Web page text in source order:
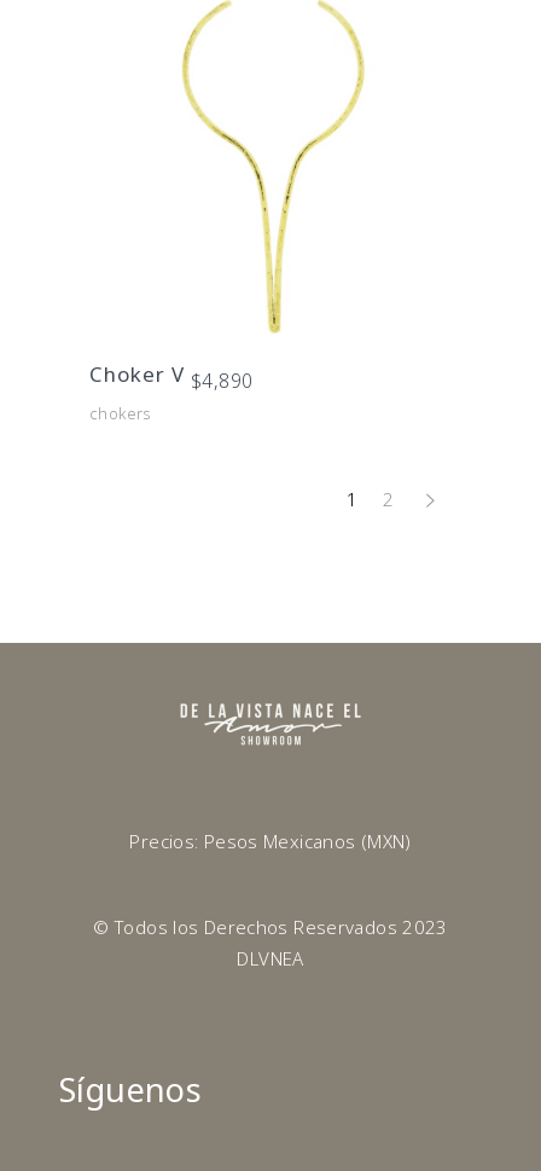
Choker V $4,890
chokers
1 2
Precios: Pesos Mexicanos (MXN)
© Todos los Derechos Reservados 2023
DLVNEA
Síguenos